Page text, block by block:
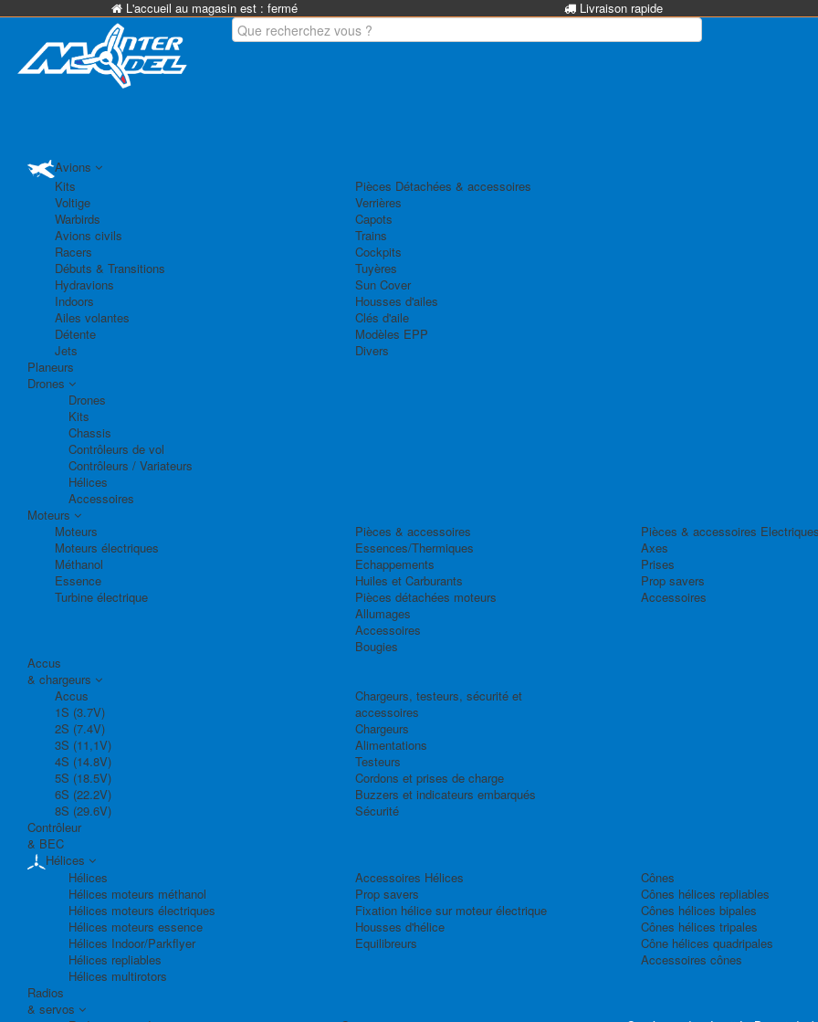
L'accueil au magasin est : fermé Livraison rapide
Avions
Kits
Voltige
Warbirds
Avions civils
Racers
Débuts & Transitions
Hydravions
Indoors
Ailes volantes
Détente
Jets
Pièces Détachées & accessoires
Verrières
Capots
Trains
Cockpits
Tuyères
Sun Cover
Housses d'ailes
Clés d'aile
Modèles EPP
Divers
Planeurs
Drones
Drones
Kits
Chassis
Contrôleurs de vol
Contrôleurs / Variateurs
Hélices
Accessoires
Moteurs
Moteurs
Moteurs électriques
Méthanol
Essence
Turbine électrique
Pièces & accessoires
Essences/Thermiques
Echappements
Huiles et Carburants
Pièces détachées moteurs
Allumages
Accessoires
Bougies
Pièces & accessoires
Axes
Prises
Prop savers
Accessoires
Accus
& chargeurs
Accus
1S (3.7V)
2S (7.4V)
3S (11,1V)
4S (14.8V)
5S (18.5V)
6S (22.2V)
8S (29.6V)
Chargeurs, testeurs, sécurité et
accessoires
Chargeurs
Alimentations
Testeurs
Cordons et prises de charge
Buzzers et indicateurs embarqués
Sécurité
Contrôleur
& BEC
Hélices
Hélices
Hélices moteurs méthanol
Hélices moteurs électriques
Hélices moteurs essence
Hélices Indoor/Parkflyer
Hélices repliables
Hélices multirotors
Accessoires Hélices
Prop savers
Fixation hélice sur moteur électrique
Housses d'hélice
Equilibreurs
Cônes
Cônes hélices repliables
Cônes hélices bipales
Cônes hélices tripales
Cône hélices quadripales
Accessoires cônes
Radios
& servos